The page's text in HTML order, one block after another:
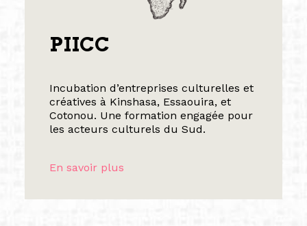
Incubation d’entreprises culturelles et
créatives à Kinshasa, Essaouira, et
Cotonou. Une formation engagée pour